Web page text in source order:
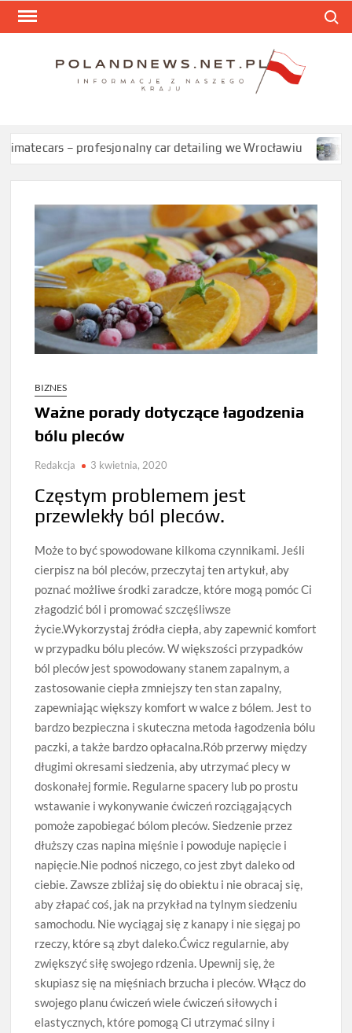
Skip
– profesjonalny car detailing we Wrocławiu
BIZNES
Ważne porady dotyczące łagodzenia
bólu pleców
Redakcja 3 kwietnia, 2020
Częstym problemem jest
przewlekły ból pleców.
Może to być spowodowane kilkoma czynnikami. Jeśli
cierpisz na ból pleców, przeczytaj ten artykuł, aby
poznać możliwe środki zaradcze, które mogą pomóc Ci
złagodzić ból i promować szczęśliwsze
życie.Wykorzystaj źródła ciepła, aby zapewnić komfort
w przypadku bólu pleców. W większości przypadków
ból pleców jest spowodowany stanem zapalnym, a
zastosowanie ciepła zmniejszy ten stan zapalny,
zapewniając większy komfort w walce z bólem. Jest to
bardzo bezpieczna i skuteczna metoda łagodzenia bólu
paczki, a także bardzo opłacalna.Rób przerwy między
długimi okresami siedzenia, aby utrzymać plecy w
doskonałej formie. Regularne spacery lub po prostu
wstawanie i wykonywanie ćwiczeń rozciągających
pomoże zapobiegać bólom pleców. Siedzenie przez
dłuższy czas napina mięśnie i powoduje napięcie i
napięcie.Nie podnoś niczego, co jest zbyt daleko od
ciebie. Zawsze zbliżaj się do obiektu i nie obracaj się,
aby złapać coś, jak na przykład na tylnym siedzeniu
samochodu. Nie wyciągaj się z kanapy i nie sięgaj po
rzeczy, które są zbyt daleko.Ćwicz regularnie, aby
zwiększyć siłę swojego rdzenia. Upewnij się, że
skupiasz się na mięśniach brzucha i pleców. Włącz do
swojego planu ćwiczeń wiele ćwiczeń siłowych i
elastycznych, które pomogą Ci utrzymać silny i